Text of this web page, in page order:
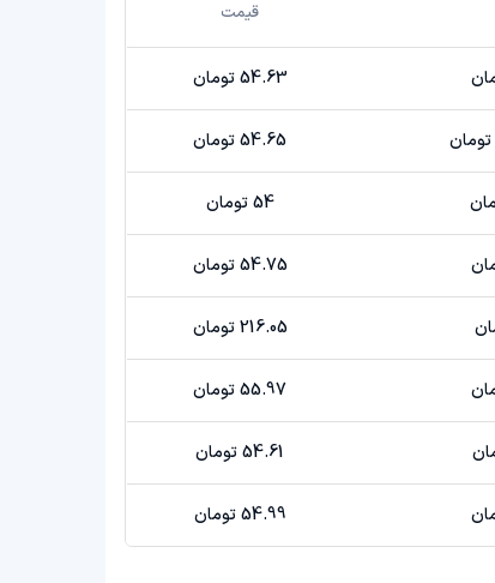
قیمت
54.63 تومان
54.65 تومان
54 تومان
54.75 تومان
216.05 تومان
55.97 تومان
54.61 تومان
54.99 تومان